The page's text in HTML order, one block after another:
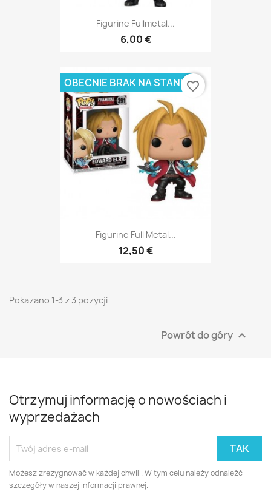
Figurine Fullmetal...
6,00 €
Figurine Full Metal...
12,50 €
OBECNIE BRAK NA STANIEfavorite_border
Pokazano 1-3 z 3 pozycji
Powrót do góry 
Otrzymuj informację o nowościach i
wyprzedażach
Możesz zrezygnować w każdej chwili. W tym celu należy odnaleźć
szczegóły w naszej informacji prawnej.